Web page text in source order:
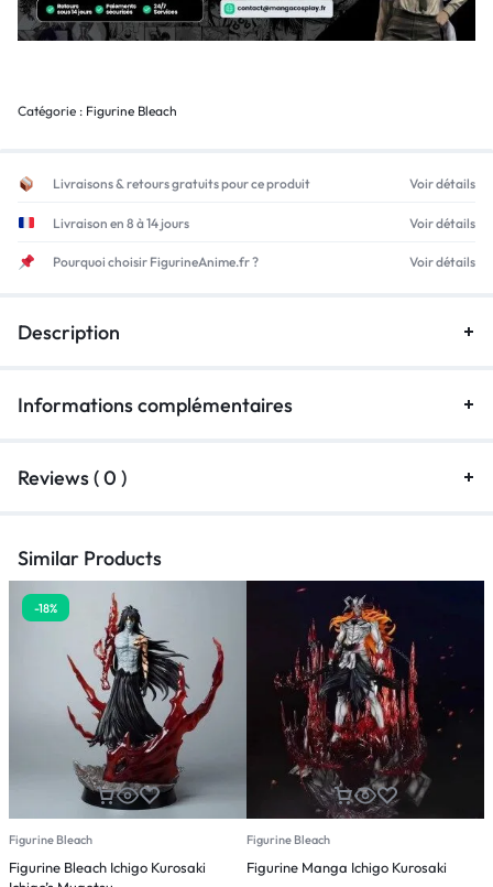
Catégorie : Figurine Bleach
Livraisons & retours gratuits pour ce produit Voir détails
Livraison en 8 à 14 jours Voir détails
Pourquoi choisir FigurineAnime.fr ? Voir détails
Description
Informations complémentaires
Reviews ( 0 )
Similar Products
-18%
Figurine Bleach
Figurine Bleach Ichigo Kurosaki
Figurine Bleach
Figurine Manga Ichigo Kurosaki